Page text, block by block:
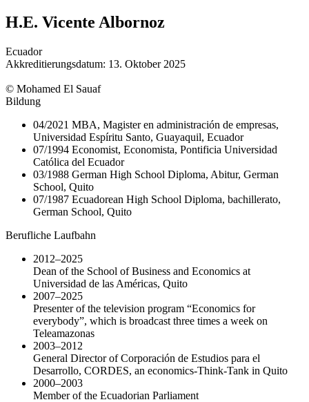
H.E. Vicente Albornoz
Ecuador
Akkreditierungsdatum: 13. Oktober 2025
© Mohamed El Sauaf
Bildung
04/2021 MBA, Magister en administración de empresas,
Universidad Espíritu Santo, Guayaquil, Ecuador
07/1994 Economist, Economista, Pontificia Universidad
Católica del Ecuador
03/1988 German High School Diploma, Abitur, German
School, Quito
07/1987 Ecuadorean High School Diploma, bachillerato,
German School, Quito
Berufliche Laufbahn
2012–2025
Dean of the School of Business and Economics at
Universidad de las Américas, Quito
2007–2025
Presenter of the television program “Economics for
everybody”, which is broadcast three times a week on
Teleamazonas
2003–2012
General Director of Corporación de Estudios para el
Desarrollo, CORDES, an economics-Think-Tank in Quito
2000–2003
Member of the Ecuadorian Parliament